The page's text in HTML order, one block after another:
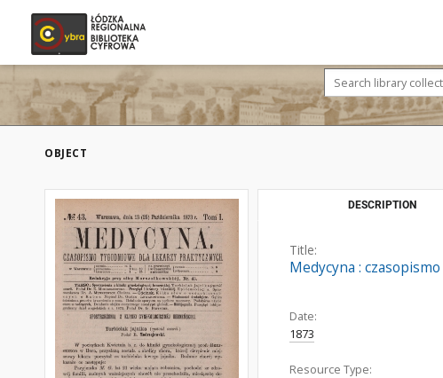
OBJECT
DESCRIPTION
Title:
Medycyna :
Date:
1873
Resource Type: